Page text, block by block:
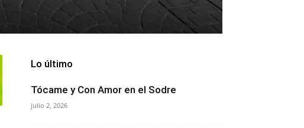
Lo último
Tócame y Con Amor en el Sodre
julio 2, 2026